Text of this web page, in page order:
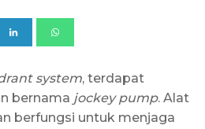
system, terdapat
bernama jockey pump. Alat
berfungsi untuk menjaga